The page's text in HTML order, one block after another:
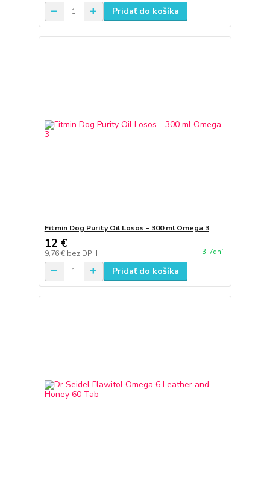
Pridať do košíka
Fitmin Dog Purity Oil Losos - 300 ml Omega 3
12 €
9,76 € bez DPH 3-7dní
Pridať do košíka